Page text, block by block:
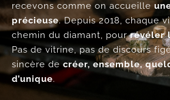
recevons comme on accueille
précieuse. Depuis 2018, chaque
chemin du diamant, pourrévéler
Pas de vitrine, pas de discours
sincère de créer, ensemble,
d’unique.